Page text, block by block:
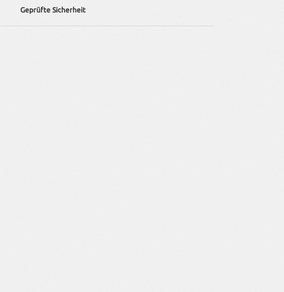
Wir bieten Ihnen individuelle Lösungen – von der
Anpassung existierender Bekleidung bis hin zur
kompletten Neuentwicklung.
Geprüfte Sicherheit